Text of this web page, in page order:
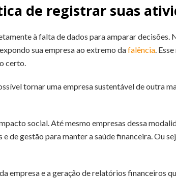
de registrar suas
à falta de dados para amparar decisões.
sua empresa ao extremo dafalência .
certo.
tornar uma empresa sustentável de outra
social. Até mesmo empresas dessa
de gestão para manter a saúde financeira. Ou
empresa e a geração de relatórios financeiros